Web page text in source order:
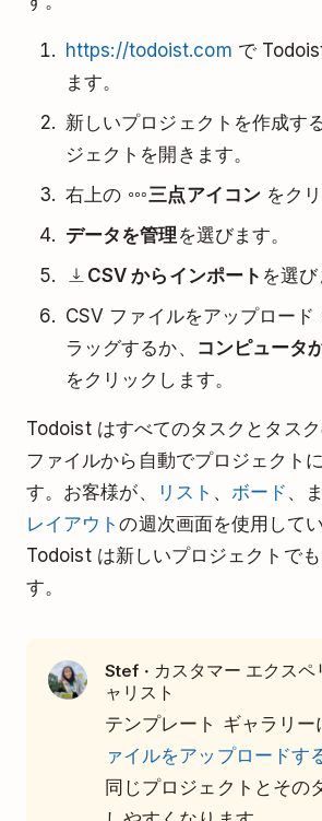
https://todoist.com で
ます。
新しいプロジェクトを作成す
ジェクトを開きます。
右上の
三点アイコンをクリ
データを管理 を選びます。
CSV からインポート を選び
CSV ファイルをアップロード
ラッグするか、
コンピュータ
をクリックします。
Todoist はすべてのタスクとタス
ファイルから自動でプロジェクト
す。お客様が、
リスト 、 ボード 、
レイアウトの週次画面を使用して
Todoist は新しいプロジェクトで
す。
Stef · カスタマー エクス
ャリスト
テンプレート ギャラリー
ァイルをアップロードす
同じプロジェクトとその